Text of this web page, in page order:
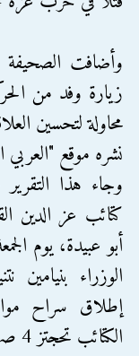
وأضافت
زيارة وفد من
محاولة لتحسين
نشره موقع "العربي
وجاء هذا
كتائب عز الدين
أبو عبيدة، يوم
الوزراء
إطلاق سراح
الكتائب تحجتز 4 صهاينة.